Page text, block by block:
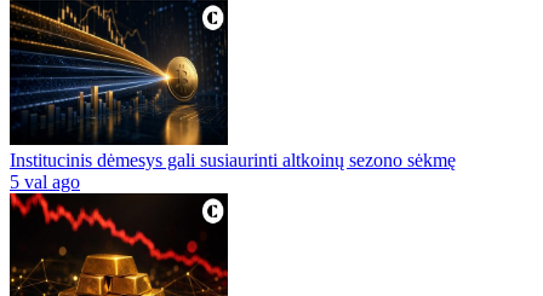
Institucinis dėmesys gali susiaurinti altkoinų sezono sėkmę
5 val ago